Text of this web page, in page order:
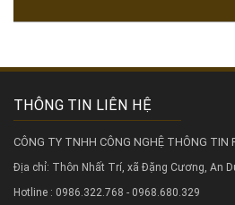
THÔNG TIN LIÊN HỆ
CÔNG TY TNHH CÔNG NGHỆ THÔNG TIN
Địa chỉ: Thôn Nhất Trí, xã Đặng Cương, An
Hotline : 0986.322.768 - 0968.680.329